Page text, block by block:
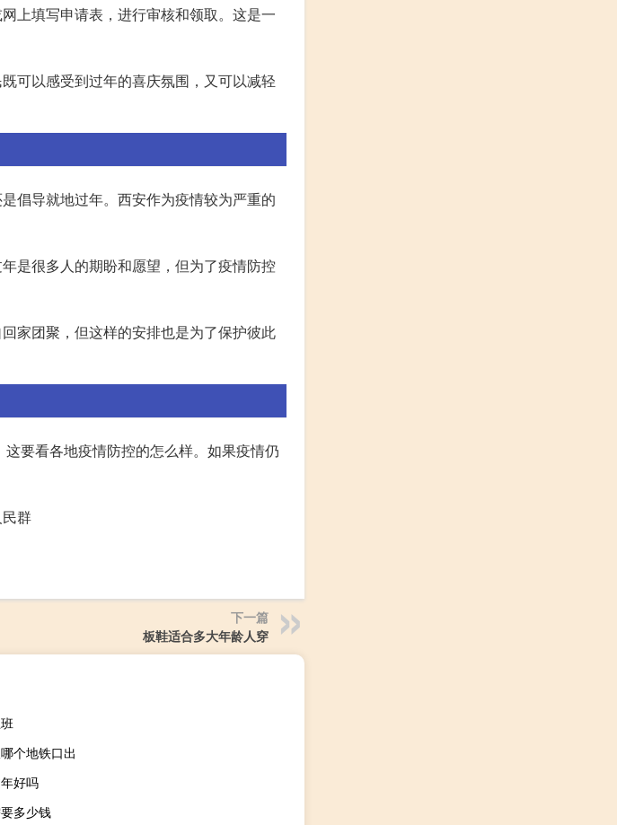
上填写申请表，进行审核和领取。这是一
可以感受到过年的喜庆氛围，又可以减轻
倡导就地过年。西安作为疫情较为严重的
是很多人的期盼和愿望，但为了疫情防控
家团聚，但这样的安排也是为了保护彼此
要看各地疫情防控的怎么样。如果疫情仍
群
下一篇
板鞋适合多大年龄人穿
个地铁口出
好吗
多少钱